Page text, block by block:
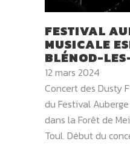
FESTIVAL
MUSICALE
BLÉNOD-
12 mars 2024
Concert des Dusty
du Festival
dans la Forêt de
Toul. Début du